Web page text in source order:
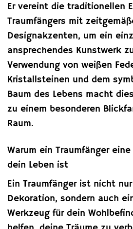
Er vereint die traditionellen
Traumfängers mit
Designakzenten, um ein
ansprechendes Kunstwerk
Verwendung von weißen
Kristallsteinen und dem
Baum des Lebens macht
zu einem besonderen
Raum.
Warum ein Traumfänger
dein Leben ist
Ein Traumfänger ist nicht
Dekoration, sondern auch
Werkzeug für dein